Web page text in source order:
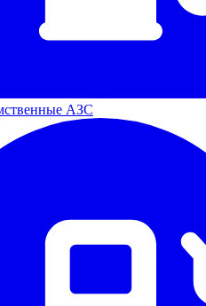
АЗС